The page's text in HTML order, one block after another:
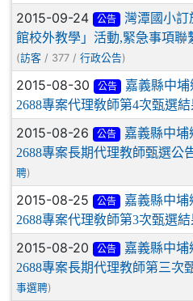
2015-09-24 公告
灣潭國小訂
館校外教學」活動,緊急事項聯
(訪客 / 377 / 行政公告)
2015-08-30 公告
嘉義縣中埔
2688專案代理敎師第4次甄選
2015-08-26 公告
嘉義縣中埔
2688專案長期代理教師甄選公
聘)
2015-08-25 公告
嘉義縣中埔
2688專案代理敎師第3次甄選
2015-08-20 公告
嘉義縣中埔
2688專案長期代理教師第三次
事選聘)